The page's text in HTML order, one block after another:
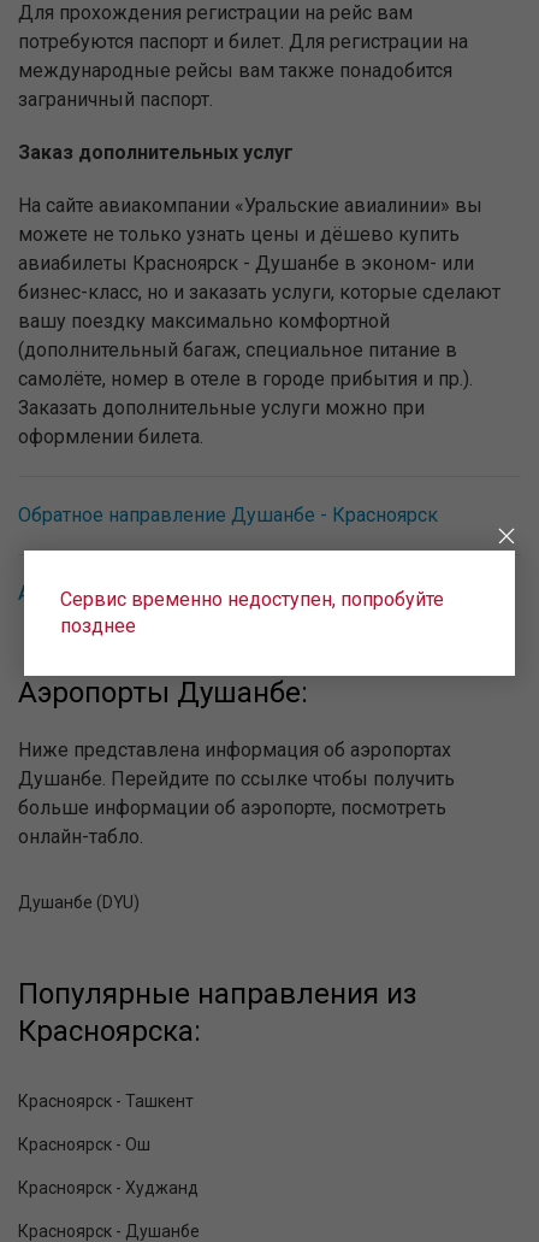
Для прохождения регистрации на рейс вам
потребуются паспорт и билет. Для регистрации на
международные рейсы вам также понадобится
заграничный паспорт.
Заказ дополнительных услуг
На сайте авиакомпании «Уральские авиалинии» вы
можете не только узнать цены и дёшево купить
авиабилеты Красноярск - Душанбе в эконом- или
бизнес-класс, но и заказать услуги, которые сделают
вашу поездку максимально комфортной
(дополнительный багаж, специальное питание в
самолёте, номер в отеле в городе прибытия и пр.).
Заказать дополнительные услуги можно при
оформлении билета.
Обратное направление Душанбе - Красноярск
Авиабилеты в Таджикистан
Аэропорты Душанбе:
Ниже представлена информация об аэропортах
Душанбе. Перейдите по ссылке чтобы получить
больше информации об аэропорте, посмотреть
онлайн-табло.
Душанбе (DYU)
Популярные направления из
Красноярска:
Красноярск - Ташкент
Красноярск - Ош
Красноярск - Худжанд
Красноярск - Душанбе
Сервис временно недоступен, попробуйте
позднее